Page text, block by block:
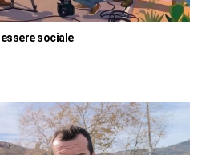
sociale